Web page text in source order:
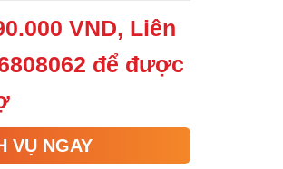
VND, Liên
để được
VỤ NGAY